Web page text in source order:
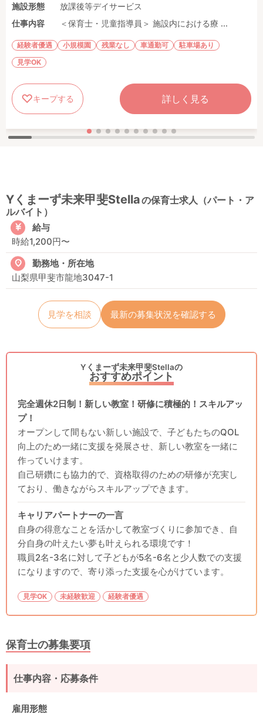
施設形態
放課後等デイサービス
仕事内容
＜保育士・児童指導員＞ 施設内における療 ...
経験者優遇 小規模園 残業なし 車通勤可
駐車場あり
見学OK
キープする 詳しく見る
Yくまーず未来甲斐Stellaの保育士求人（パート・ア
ルバイト）
給与
時給1,200円〜
勤務地・所在地
山梨県甲斐市龍地3047-1
見学を相談 最新の募集状況を確認する
Yくまーず未来甲斐Stellaの
おすすめポイント
完全週休2日制！新しい教室！研修に積極的！スキルアッ
プ！
オープンして間もない新しい施設で、子どもたちのQOL
向上のため一緒に支援を発展させ、新しい教室を一緒に
作っていけます。
自己研鑽にも協力的で、資格取得のための研修が充実し
ており、働きながらスキルアップできます。
キャリアパートナーの一言
自身の得意なことを活かして教室づくりに参加でき、自
分自身の叶えたい夢も叶えられる環境です！
職員2名-3名に対して子どもが5名-6名と少人数での支援
になりますので、寄り添った支援を心がけています。
見学OK 未経験歓迎 経験者優遇
保育士の募集要項
仕事内容・応募条件
雇用形態